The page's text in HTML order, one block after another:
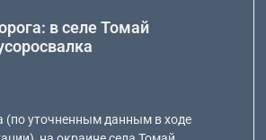
в селе Томай
(по уточненным данным в ходе